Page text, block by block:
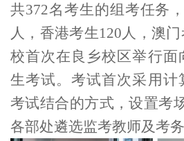
共372名考生的组考任务
人，香港考生120 人，澳
校首次在良乡校区举行面
生考试。考试首次采用计
考试结合的方式，设置考
各部处遴选监考教师及考